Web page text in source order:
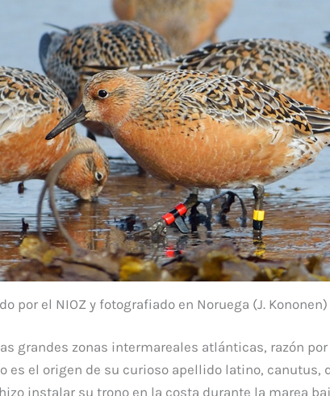
por el NIOZ y fotografiado en Noruega (J. Kononen)
grandes zonas intermareales atlánticas, razón
es el origen de su curioso apellido latino, canutus,
instalar su trono en la costa durante la marea